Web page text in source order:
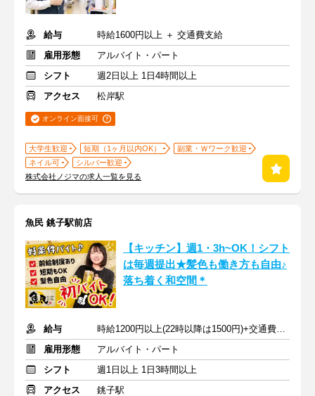
給与
時給1600円以上 ＋ 交通費支給
雇用形態
アルバイト・パート
シフト
週2日以上 1日4時間以上
アクセス
松岸駅
オンライン面接可
大学生歓迎 短期（1ヶ月以内OK）
副業・Ｗワーク歓迎
ネイル可
シルバー歓迎
株式会社ノジマの求人一覧を見る
魚民 銚子駅前店
【キッチン】週1・3h~OK！シフト
は毎週提出★髪色も働き方も自由♪
落ち着く和空間＊
給与
時給1200円以上(22時以降は1500円)+交通費規定内支給
雇用形態
アルバイト・パート
シフト
週1日以上 1日3時間以上
アクセス
銚子駅